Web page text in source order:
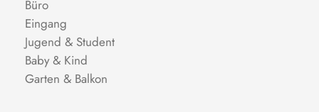
Büro
Eingang
Jugend & Student
Baby & Kind
Garten & Balkon